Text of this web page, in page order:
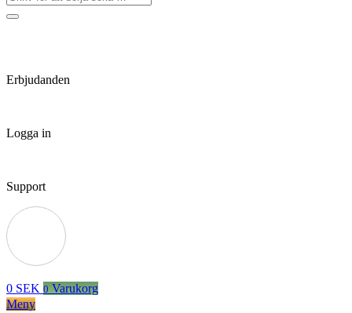
Erbjudanden
Logga in
Support
0 SEK 0 Varukorg
Meny